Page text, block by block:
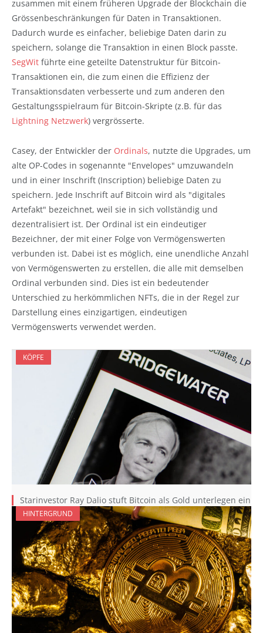
zusammen mit einem früheren Upgrade der Blockchain die
Grössenbeschränkungen für Daten in Transaktionen.
Dadurch wurde es einfacher, beliebige Daten darin zu
speichern, solange die Transaktion in einen Block passte.
SegWit führte eine geteilte Datenstruktur für Bitcoin-
Transaktionen ein, die zum einen die Effizienz der
Transaktionsdaten verbesserte und zum anderen den
Gestaltungsspielraum für Bitcoin-Skripte (z.B. für das
Lightning Netzwerk) vergrösserte.
Casey, der Entwickler der Ordinals, nutzte die Upgrades, um
alte OP-Codes in sogenannte "Envelopes" umzuwandeln
und in einer Inschrift (Inscription) beliebige Daten zu
speichern. Jede Inschrift auf Bitcoin wird als "digitales
Artefakt" bezeichnet, weil sie in sich vollständig und
dezentralisiert ist. Der Ordinal ist ein eindeutiger
Bezeichner, der mit einer Folge von Vermögenswerten
verbunden ist. Dabei ist es möglich, eine unendliche Anzahl
von Vermögenswerten zu erstellen, die alle mit demselben
Ordinal verbunden sind. Dies ist ein bedeutender
Unterschied zu herkömmlichen NFTs, die in der Regel zur
Darstellung eines einzigartigen, eindeutigen
Vermögenswerts verwendet werden.
KÖPFE
Starinvestor Ray Dalio stuft Bitcoin als Gold unterlegen ein
HINTERGRUND